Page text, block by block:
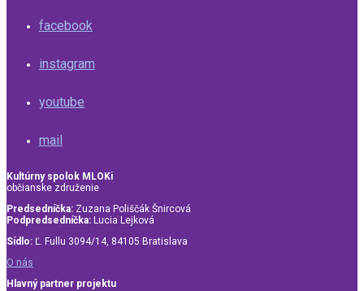
facebook
instagram
youtube
mail
Kultúrny spolok MLOKi
občianske združenie
Predsedníčka: Zuzana Poliščák Šnircová
Podpredsedníčka: Lucia Lejková
Sídlo: Ľ. Fullu 3094/14, 84105 Bratislava
O nás
Hlavný partner projektu